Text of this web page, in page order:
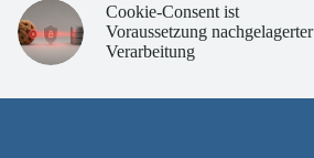
Cookie-Consent ist
Voraussetzung nachgelagerter
Verarbeitung